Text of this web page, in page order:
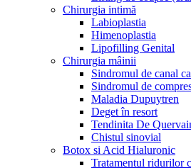
Chirurgia intimă
Labioplastia
Himenoplastia
Lipofilling Genital
Chirurgia mâinii
Sindromul de canal
Sindromul de
Maladia Dupuytren
Deget în resort
Tendinita De
Chistul sinovial
Botox si Acid Hialuronic
Tratamentul ridurilor